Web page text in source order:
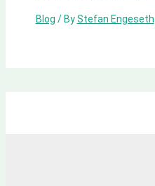
Blog / ByStefan Engeseth